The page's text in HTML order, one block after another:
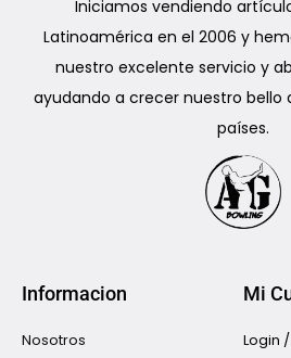
Iniciamos vendiendo
Latinoamérica en el 2006 y
nuestro excelente servicio y
ayudando a crecer nuestro bello
países.
Informacion
Nosotros
Mi
Login